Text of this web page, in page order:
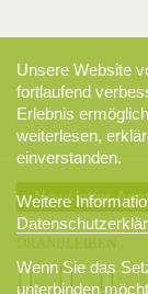
Newsletter-
Unsere Website
fortlaufend
Erlebnis
weiterlesen,
einverstanden.
Weitere
Wenn Sie das
unterbinden